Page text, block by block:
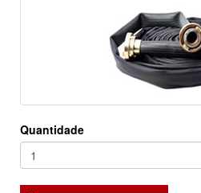
Quantidade